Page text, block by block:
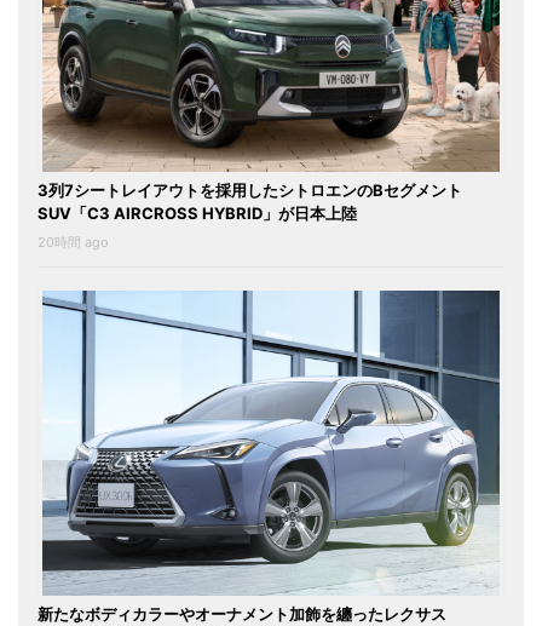
3列7シートレイアウトを採用したシトロエンのBセグメント
SUV「C3 AIRCROSS HYBRID」が日本上陸
20時間 ago
新たなボディカラーやオーナメント加飾を纏ったレクサス